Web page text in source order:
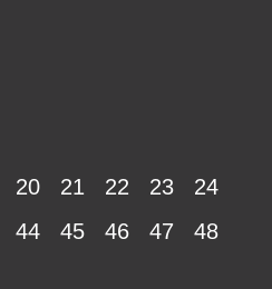
20 21 22 23
24
44 45 46 47
48